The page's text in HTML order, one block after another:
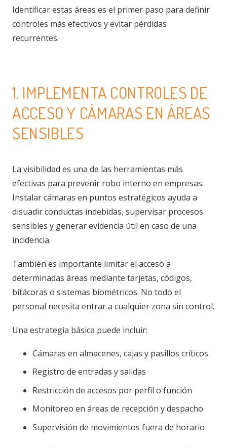
Identificar estas áreas es el primer paso para definir
controles más efectivos y evitar pérdidas
recurrentes.
1. IMPLEMENTA CONTROLES DE
ACCESO Y CÁMARAS EN ÁREAS
SENSIBLES
La visibilidad es una de las herramientas más
efectivas para prevenir robo interno en empresas.
Instalar cámaras en puntos estratégicos ayuda a
disuadir conductas indebidas, supervisar procesos
sensibles y generar evidencia útil en caso de una
incidencia.
También es importante limitar el acceso a
determinadas áreas mediante tarjetas, códigos,
bitácoras o sistemas biométricos. No todo el
personal necesita entrar a cualquier zona sin control.
Una estrategia básica puede incluir:
Cámaras en almacenes, cajas y pasillos críticos
Registro de entradas y salidas
Restricción de accesos por perfil o función
Monitoreo en áreas de recepción y despacho
Supervisión de movimientos fuera de horario